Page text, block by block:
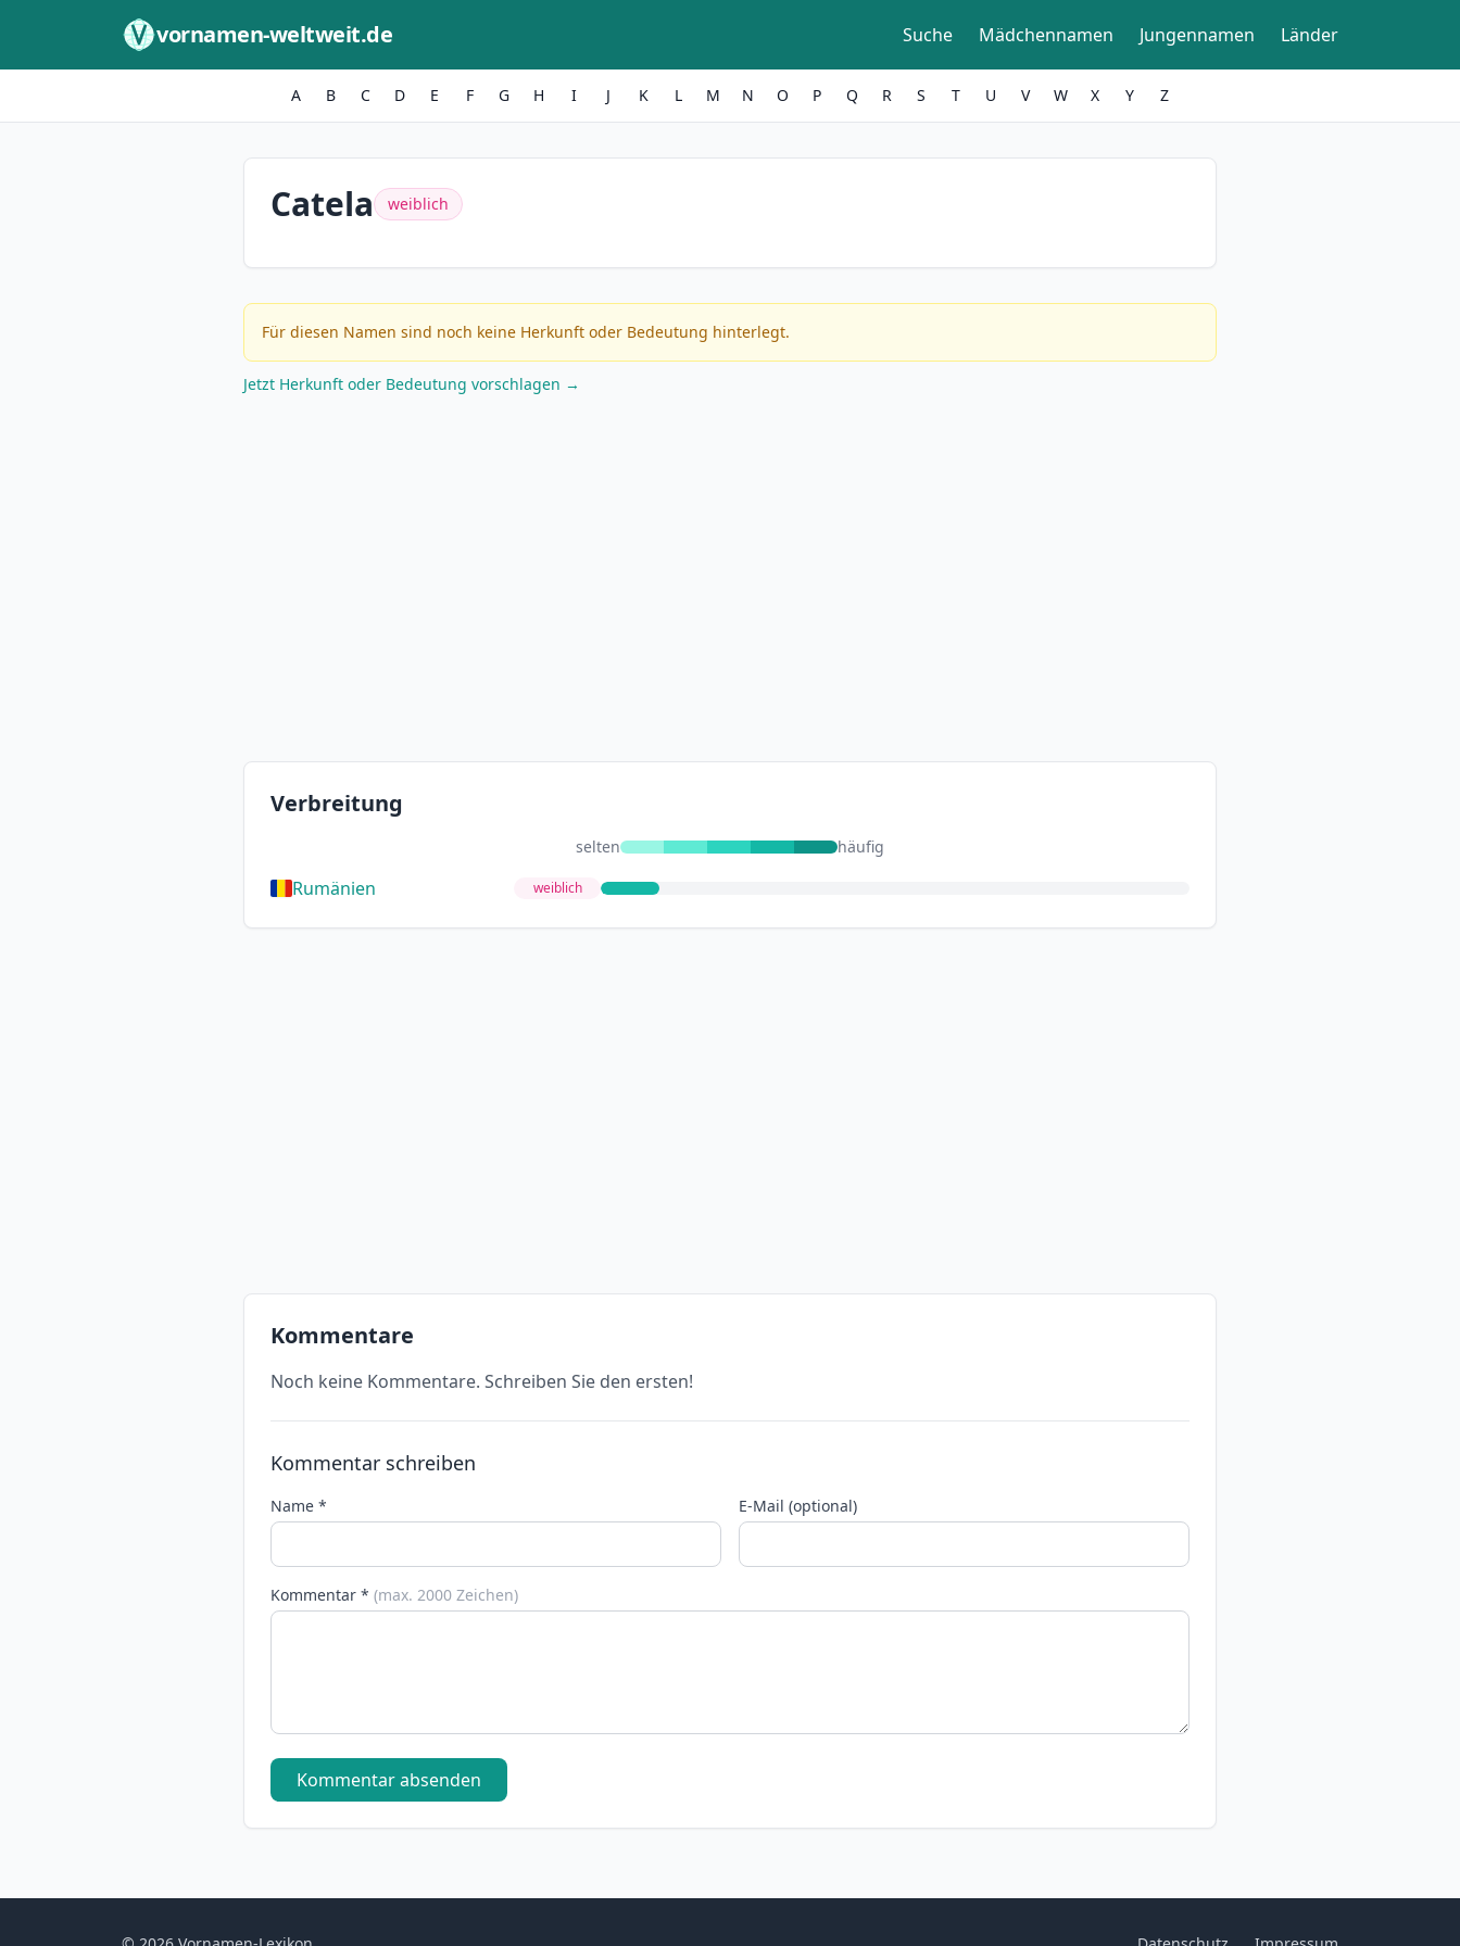
vornamen-weltweit.de Suche Mädchennamen Jungennamen Länder
A B C D E F G H I J K L M N O P Q R S T U V W X Y Z
Catela weiblich
Für diesen Namen sind noch keine Herkunft oder Bedeutung hinterlegt.
Jetzt Herkunft oder Bedeutung vorschlagen →
Verbreitung
selten häufig
Rumänien weiblich
Kommentare
Noch keine Kommentare. Schreiben Sie den ersten!
Kommentar schreiben
Name * E-Mail (optional)
Kommentar * (max. 2000 Zeichen)
Kommentar absenden